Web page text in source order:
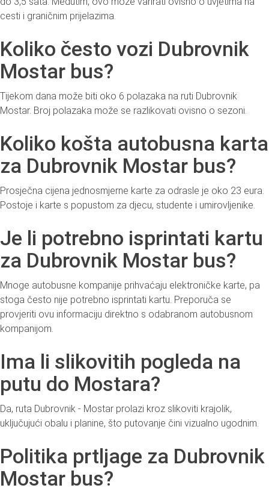
cesti i graničnim prijelazima.
Koliko često vozi Dubrovnik
Mostar bus?
Tijekom dana može biti oko 6 polazaka na ruti Dubrovnik
Mostar. Broj polazaka može se razlikovati ovisno o sezoni.
Koliko košta autobusna karta
za Dubrovnik Mostar bus?
Prosječna cijena jednosmjerne karte za odrasle je oko 23 eura.
Postoje i karte s popustom za djecu, studente i umirovljenike.
Je li potrebno isprintati kartu
za Dubrovnik Mostar bus?
Mnoge autobusne kompanije prihvaćaju elektroničke karte, pa
stoga često nije potrebno isprintati kartu. Preporuča se
provjeriti ovu informaciju direktno s odabranom autobusnom
kompanijom.
Ima li slikovitih pogleda na
putu do Mostara?
Da, ruta Dubrovnik - Mostar prolazi kroz slikoviti krajolik,
uključujući obalu i planine, što putovanje čini vizualno ugodnim.
Politika prtljage za Dubrovnik
Mostar bus?